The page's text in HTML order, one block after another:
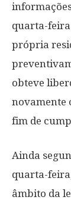
quarta-feira
própria
obteve
novamente
fim de
Ainda
quarta-
âmbito da